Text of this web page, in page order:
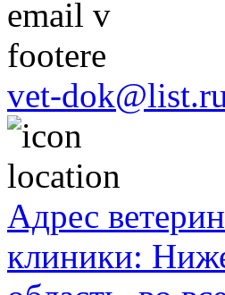
vet-
Адрес
клиники: